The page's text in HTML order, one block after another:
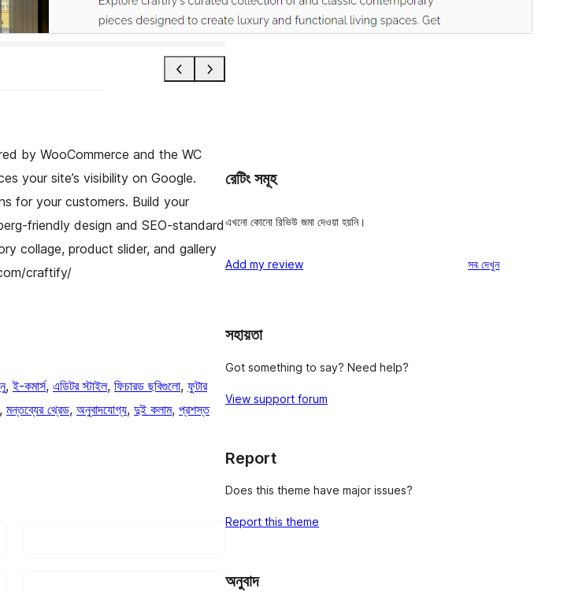
by WooCommerce and the WC
your site’s visibility on Google.
for your customers. Build your
friendly design and SEO-standard
collage, product slider, and gallery
craftify/
, ই-কমার্স, এডিটর স্টাইল, ফিচারড ছবিগুলো, ফুটার
, মন্তব্যের থ্রেড, অনুবাদযোগ্য, দুই কলাম, প্রশস্ত
রেটিং সমূহ
এখনো কোনো রিভিউ জমা দেওয়া হয়নি।
Add my review সবরিভিউ
দেখুন
সহায়তা
Got something to say? Need help?
View support forum
Report
Does this theme have major issues?
Report this theme
অনুবাদ